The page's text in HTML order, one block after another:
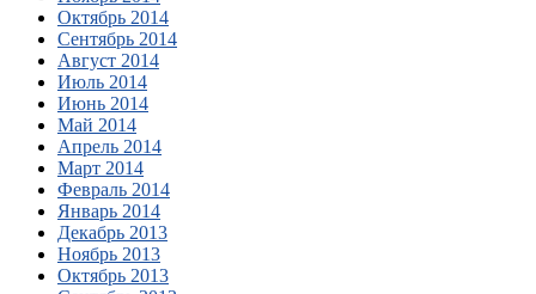
Октябрь 2014
Сентябрь 2014
Август 2014
Июль 2014
Июнь 2014
Май 2014
Апрель 2014
Март 2014
Февраль 2014
Январь 2014
Декабрь 2013
Ноябрь 2013
Октябрь 2013